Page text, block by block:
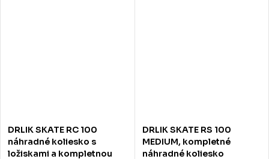
DRLIK SKATE RC 100
náhradné koliesko s
ložiskami a kompletnou
DRLIK SKATE RS 100
MEDIUM, kompletné
náhradné koliesko